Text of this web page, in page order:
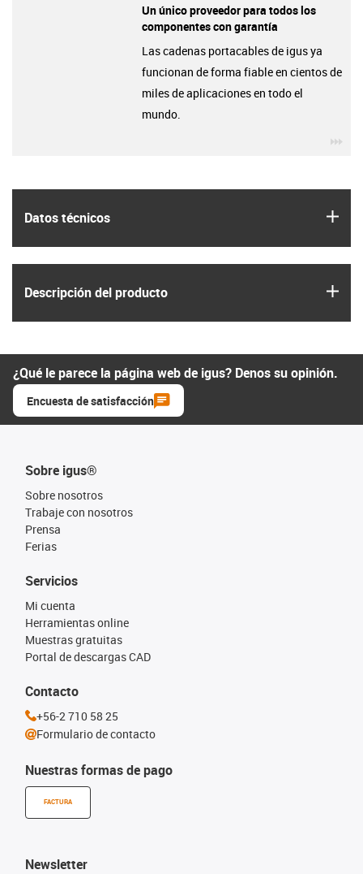
Datos técnicos
Descripción del producto
Un único proveedor para todos los
componentes con garantía
Las cadenas portacables de igus ya
funcionan de forma fiable en cientos de
miles de aplicaciones en todo el
mundo.
¿Qué le parece la página web de igus? Denos su opinión.
Encuesta de satisfacción
Sobre igus®
Sobre nosotros
Trabaje con nosotros
Prensa
Ferias
Nuestras formas de pago
FACTURA
Servicios
Mi cuenta
Herramientas online
Muestras gratuitas
Portal de descargas CAD
Newsletter
Contacto
+56-2 710 58 25
Formulario de contacto